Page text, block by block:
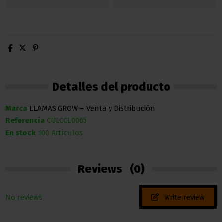
Detalles del producto
Marca LLAMAS GROW – Venta y Distribución
Referencia CULCCL0065
En stock 100 Artículos
Reviews (0)
No reviews Write review